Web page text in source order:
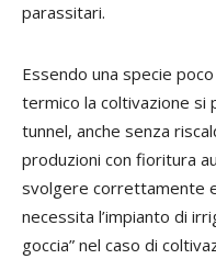
parassitari.
Essendo una specie
termico la coltivazione si
tunnel, anche senza
produzioni con fioritura
svolgere correttamente
necessita l’impianto di
goccia” nel caso di